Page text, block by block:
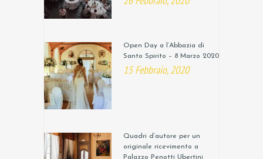
Open Day a l’Abbazia di
Santo Spirito – 8 Marzo 2020
15 Febbraio, 2020
Quadri d’autore per un
originale ricevimento a
Palazzo Penotti Ubertini